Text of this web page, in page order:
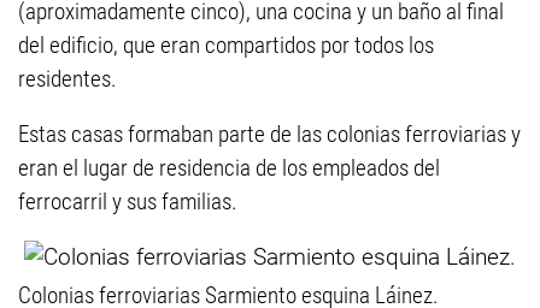
(aproximadamente cinco), una cocina y un baño al final
del edificio, que eran compartidos por todos los
residentes.
Estas casas formaban parte de las colonias ferroviarias y
eran el lugar de residencia de los empleados del
ferrocarril y sus familias.
Colonias ferroviarias Sarmiento esquina Láinez.